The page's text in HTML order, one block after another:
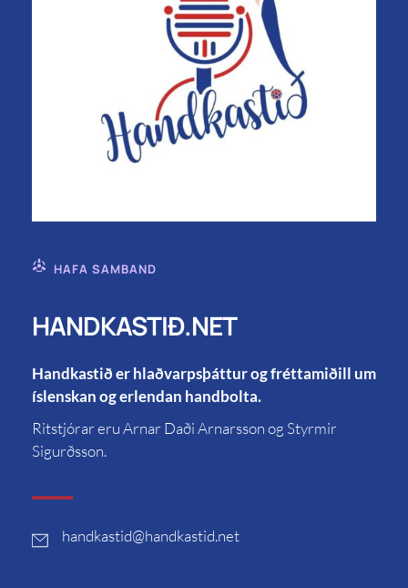
HAFA SAMBAND
HANDKASTIÐ.NET
Handkastið er hlaðvarpsþáttur og fréttamiðill um
íslenskan og erlendan handbolta.
Ritstjórar eru Arnar Daði Arnarsson og Styrmir
Sigurðsson.
handkastid@handkastid.net